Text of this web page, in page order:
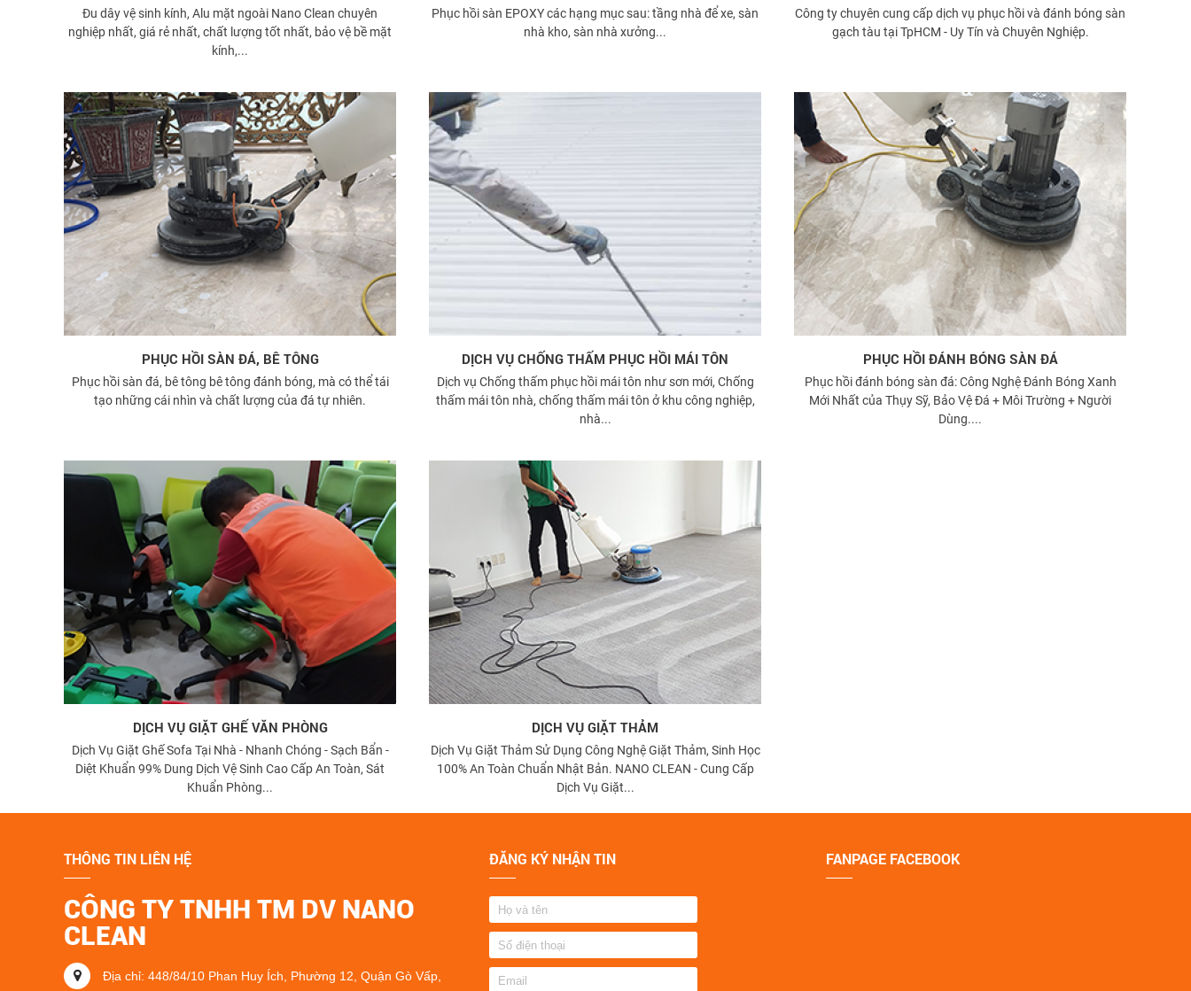
CLEAN
Đu dây vệ sinh kính, Alu mặt ngoài Nano Clean chuyên
nghiệp nhất, giá rẻ nhất, chất lượng tốt nhất, bảo vệ bề mặt
kính,...
Phục hồi sàn EPOXY các hạng mục sau: tầng nhà để xe, sàn
nhà kho, sàn nhà xưởng...
Công ty chuyên cung cấp dịch vụ phục hồi và đánh bóng sàn
gạch tàu tại TpHCM - Uy Tín và Chuyên Nghiệp.
PHỤC HỒI SÀN ĐÁ, BÊ TÔNG
Phục hồi sàn đá, bê tông bê tông đánh bóng, mà có thể tái
tạo những cái nhìn và chất lượng của đá tự nhiên.
DỊCH VỤ CHỐNG THẤM PHỤC HỒI MÁI TÔN
Dịch vụ Chống thấm phục hồi mái tôn như sơn mới, Chống
thấm mái tôn nhà, chống thấm mái tôn ở khu công nghiệp,
nhà...
PHỤC HỒI ĐÁNH BÓNG SÀN ĐÁ
Phục hồi đánh bóng sàn đá: Công Nghệ Đánh Bóng Xanh
Mới Nhất của Thụy Sỹ, Bảo Vệ Đá + Môi Trường + Người
Dùng....
DỊCH VỤ GIẶT GHẾ VĂN PHÒNG
Dịch Vụ Giặt Ghế Sofa Tại Nhà - Nhanh Chóng - Sạch Bẩn -
Diệt Khuẩn 99% Dung Dịch Vệ Sinh Cao Cấp An Toàn, Sát
Khuẩn Phòng...
DỊCH VỤ GIẶT THẢM
Dịch Vụ Giặt Thảm Sử Dụng Công Nghệ Giặt Thảm, Sinh Học
100% An Toàn Chuẩn Nhật Bản. NANO CLEAN - Cung Cấp
Dịch Vụ Giặt...
THÔNG TIN LIÊN HỆ
CÔNG TY TNHH TM DV NANO
CLEAN
Địa chỉ: 448/84/10 Phan Huy Ích, Phường 12, Quận Gò Vấp,
ĐĂNG KÝ NHẬN TIN FANPAGE FACEBOOK